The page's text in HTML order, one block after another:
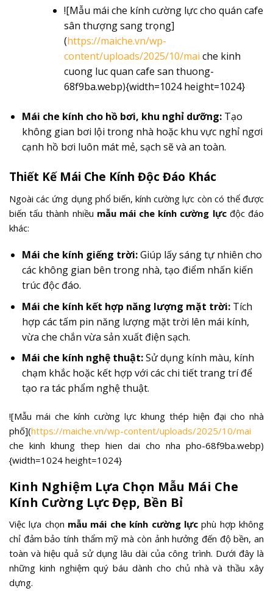
![Mẫu mái che kính cường lực cho quán cafe
sân thượng sang trọng]
(https://maiche.vn/wp-
content/uploads/2025/10/mai che kinh
cuong luc quan cafe san thuong-
68f9ba.webp){width=1024 height=1024}
Mái che kính cho hồ bơi, khu nghỉ dưỡng:Tạo
không gian bơi lội trong nhà hoặc khu vực nghỉ ngơi
cạnh hồ bơi luôn mát mẻ, sạch sẽ và an toàn.
Thiết Kế Mái Che Kính Độc Đáo Khác
Ngoài các ứng dụng phổ biến, kính cường lực còn có thể được
biến tấu thành nhiều mẫu mái che kính cường lựcđộc đáo
khác:
Mái che kính giếng trời:Giúp lấy sáng tự nhiên cho
các không gian bên trong nhà, tạo điểm nhấn kiến
trúc độc đáo.
Mái che kính kết hợp năng lượng mặt trời:Tích
hợp các tấm pin năng lượng mặt trời lên mái kính,
vừa che chắn vừa sản xuất điện sạch.
Mái che kính nghệ thuật:Sử dụng kính màu, kính
chạm khắc hoặc kết hợp với các chi tiết trang trí để
tạo ra tác phẩm nghệ thuật.
![Mẫu mái che kính cường lực khung thép hiện đại cho nhà
phố](https://maiche.vn/wp-content/uploads/2025/10/mai
che kinh khung thep hien dai cho nha pho-68f9ba.webp)
{width=1024 height=1024}
Kinh Nghiệm Lựa Chọn Mẫu Mái Che
Kính Cường Lực Đẹp, Bền Bỉ
Việc lựa chọn mẫu mái che kính cường lựcphù hợp không
chỉ đảm bảo tính thẩm mỹ mà còn ảnh hưởng đến độ bền, an
toàn và hiệu quả sử dụng lâu dài của công trình. Dưới đây là
những kinh nghiệm quý báu dành cho chủ nhà và thầu xây
dựng.